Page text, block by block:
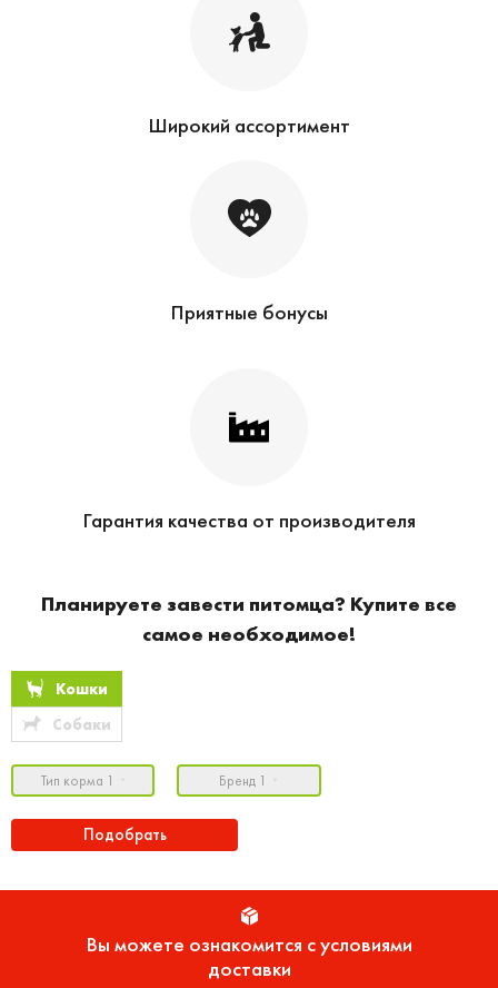
Широкий ассортимент
Приятные бонусы
Гарантия качества от производителя
Планируете завести питомца? Купите все
самое необходимое!
Кошки
Собаки
Тип корма 1 Бренд 1
Подобрать
Вы можете ознакомится с условиями
доставки